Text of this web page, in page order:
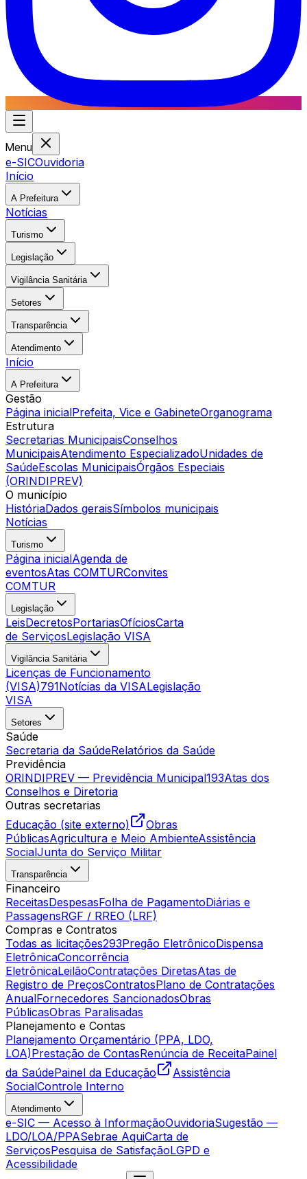
Menu
e-SICOuvidoria
Início
A Prefeitura
Notícias
Turismo
Legislação
Vigilância Sanitária
Setores
Transparência
Atendimento
Início
A Prefeitura
Gestão
Página inicialPrefeita, Vice e GabineteOrganograma
Estrutura
Secretarias MunicipaisConselhos
MunicipaisAtendimento EspecializadoUnidades de
SaúdeEscolas MunicipaisÓrgãos Especiais
(ORINDIPREV)
O município
HistóriaDados geraisSímbolos municipais
Notícias
Turismo
Página inicialAgenda de
eventosAtas COMTURConvites
COMTUR
Legislação
LeisDecretosPortariasOfíciosCarta
de ServiçosLegislação VISA
Vigilância Sanitária
Licenças de Funcionamento
(VISA)791Notícias da VISALegislação
VISA
Setores
Saúde
Secretaria da SaúdeRelatórios da Saúde
Previdência
ORINDIPREV — Previdência Municipal193Atas dos
Conselhos e Diretoria
Outras secretarias
Educação (site externo)
Obras
PúblicasAgricultura e Meio AmbienteAssistência
SocialJunta do Serviço Militar
Transparência
Financeiro
ReceitasDespesasFolha de PagamentoDiárias e
PassagensRGF / RREO (LRF)
Compras e Contratos
Todas as licitações293Pregão EletrônicoDispensa
EletrônicaConcorrência
EletrônicaLeilãoContratações DiretasAtas de
Registro de PreçosContratosPlano de Contratações
AnualFornecedores SancionadosObras
PúblicasObras Paralisadas
Planejamento e Contas
Planejamento Orçamentário (PPA, LDO,
LOA)Prestação de ContasRenúncia de ReceitaPainel
da SaúdePainel da Educação
Assistência
SocialControle Interno
Atendimento
e-SIC — Acesso à InformaçãoOuvidoriaSugestão —
LDO/LOA/PPASebrae AquiCarta de
ServiçosPesquisa de SatisfaçãoLGPD e
Acessibilidade